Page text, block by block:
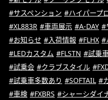
#サスペンション #ハイパープ
#XL883R #車両展示 #A-DAY #
#お知らせ #入荷情報 #FLHX #
#LEDカスタム #FLSTN #試乗
#試乗会 #クラブスタイル
#試乗車多数あり #SOFTAIL #
#車検 #FXBRS #シャーシダイ